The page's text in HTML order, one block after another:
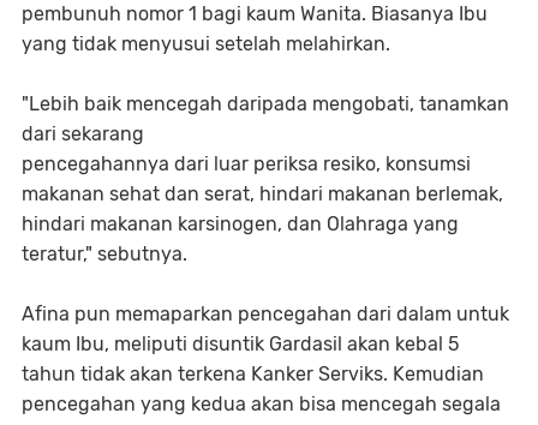
pembunuh nomor 1 bagi kaum Wanita. Biasanya Ibu
yang tidak menyusui setelah melahirkan.
"Lebih baik mencegah daripada mengobati, tanamkan
dari sekarang
pencegahannya dari luar periksa resiko, konsumsi
makanan sehat dan serat, hindari makanan berlemak,
hindari makanan karsinogen, dan Olahraga yang
teratur," sebutnya.
Afina pun memaparkan pencegahan dari dalam untuk
kaum Ibu, meliputi disuntik Gardasil akan kebal 5
tahun tidak akan terkena Kanker Serviks. Kemudian
pencegahan yang kedua akan bisa mencegah segala